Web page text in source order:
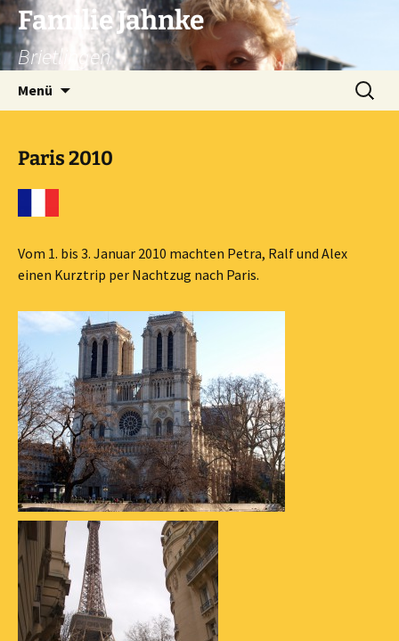
Zum
Inhalt
springen
Familie Jahnke
Brietlingen
Menü
Suchen
nach:
Paris 2010
Vom 1. bis 3. Januar 2010 machten Petra, Ralf und Alex
einen Kurztrip per Nachtzug nach Paris.